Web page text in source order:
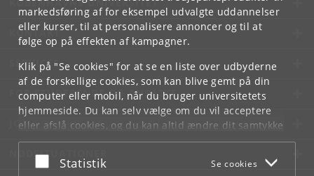
markedsføring af for eksempel udvalgte uddannelser
eller kurser, til at personalisere annoncer og til at
følge op på effekten af kampagner.
Klik på "Se cookies" for at se en liste over udbyderne
af de forskellige cookies, som kan blive gemt på din
computer eller mobil, når du bruger universitetets
hjemmeside. Du kan selv vælge om du vil acceptere
eller afslå cookies, og du kan altid ændre dit samtykke
underCookie- og privatlivspolitiksom du finder i
bunden af hver side.
Acceptér eller afslå
Statistik Se cookies
KONTAKT
SERVICES
FOR STUDERENDE OG ANSATTE
JOB OG KARRIERE
NØDSITUATIONER